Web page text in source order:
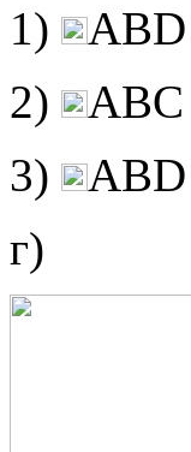
1)
АВD
2)
АВС
3)
АВD
г)